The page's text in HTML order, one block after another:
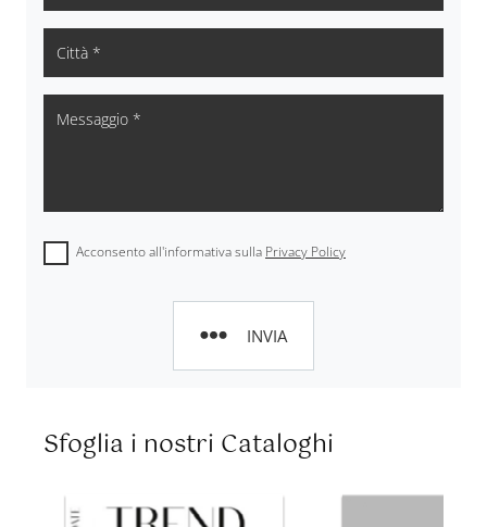
Acconsento all'informativa sulla Privacy Policy
INVIA
Sfoglia i nostri Cataloghi